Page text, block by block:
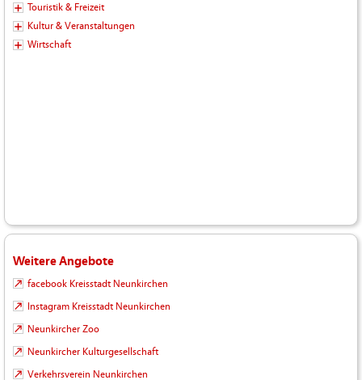
Touristik & Freizeit
Kultur & Veranstaltungen
Wirtschaft
Weitere Angebote
facebook Kreisstadt Neunkirchen
Instagram Kreisstadt Neunkirchen
Neunkircher Zoo
Neunkircher Kulturgesellschaft
Verkehrsverein Neunkirchen